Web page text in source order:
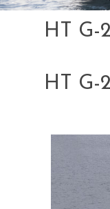
HT G-
HT G-